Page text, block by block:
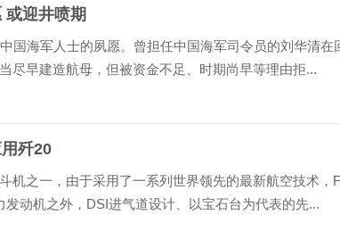
或迎井喷期
国海军人士的夙愿。曾担任中国海军司令员的刘华清在
尽早建造航母，但被资金不足、时期尚早等理由拒...
歼20
机之一，由于采用了一系列世界领先的最新航空技术，
动机之外，DSI进气道设计、以宝石台为代表的先...